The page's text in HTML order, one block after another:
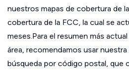
nuestros mapas de cobertura de
cobertura de la FCC, la cual se
meses.Para el resumen más
área, recomendamos usar
búsqueda por código postal, que